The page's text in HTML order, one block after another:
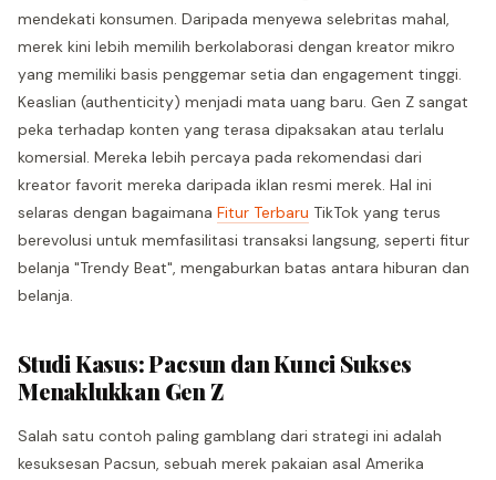
mendekati konsumen. Daripada menyewa selebritas mahal,
merek kini lebih memilih berkolaborasi dengan kreator mikro
yang memiliki basis penggemar setia dan engagement tinggi.
Keaslian (authenticity) menjadi mata uang baru. Gen Z sangat
peka terhadap konten yang terasa dipaksakan atau terlalu
komersial. Mereka lebih percaya pada rekomendasi dari
kreator favorit mereka daripada iklan resmi merek. Hal ini
selaras dengan bagaimana Fitur Terbaru TikTok yang terus
berevolusi untuk memfasilitasi transaksi langsung, seperti fitur
belanja "Trendy Beat", mengaburkan batas antara hiburan dan
belanja.
Studi Kasus: Pacsun dan Kunci Sukses
Menaklukkan Gen Z
Salah satu contoh paling gamblang dari strategi ini adalah
kesuksesan Pacsun, sebuah merek pakaian asal Amerika